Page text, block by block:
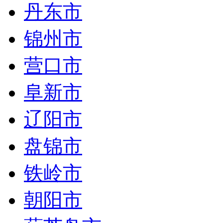
丹东市
锦州市
营口市
阜新市
辽阳市
盘锦市
铁岭市
朝阳市